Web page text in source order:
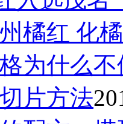
橘红 化
为什么不
片方法